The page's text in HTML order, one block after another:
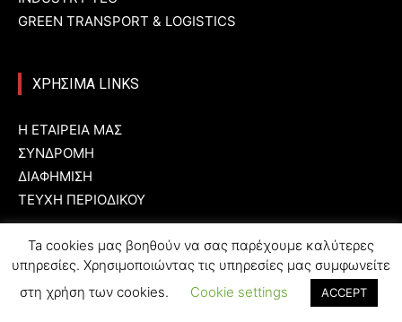
GREEN TRANSPORT & LOGISTICS
ΧΡΗΣΙΜΑ LINKS
Η ΕΤΑΙΡΕΙΑ ΜΑΣ
ΣΥΝΔΡΟΜΗ
ΔΙΑΦΗΜΙΣΗ
ΤΕΥΧΗ ΠΕΡΙΟΔΙΚΟΥ
© Created byT-Press
Ta cookies μας βοηθούν να σας παρέχουμε καλύτερες
υπηρεσίες. Χρησιμοποιώντας τις υπηρεσίες μας συμφωνείτε
στη χρήση των cookies.
Cookie settings ACCEPT